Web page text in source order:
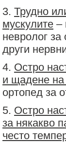
3. Трудно
мускулите –
невролог
други
4. Остро
и щадене на
ортопед за
5. Остро
за някакво
често